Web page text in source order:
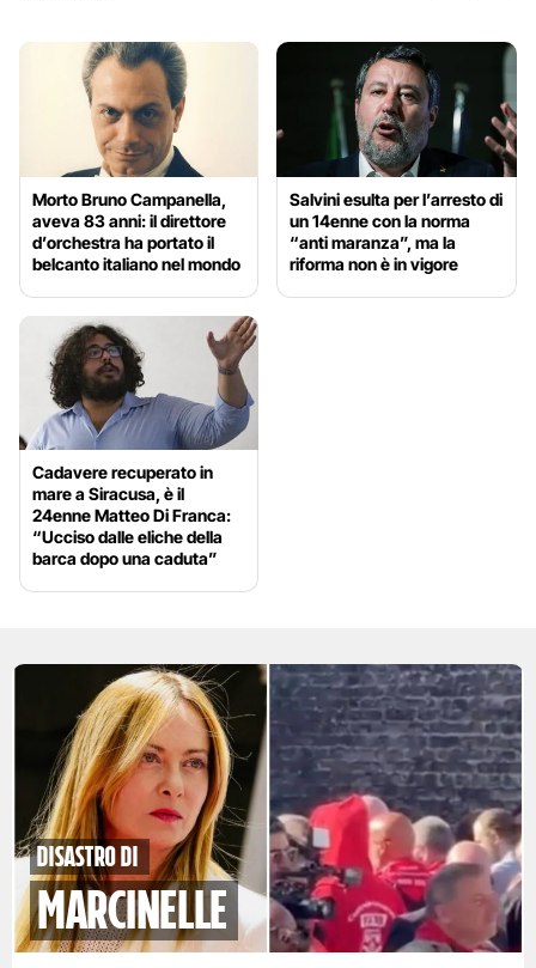
Morto Bruno Campanella,
aveva 83 anni: il direttore
d’orchestra ha portato il
belcanto italiano nel mondo
Salvini esulta per l’arresto di
un 14enne con la norma
“anti maranza”, ma la
riforma non è in vigore
Cadavere recuperato in
mare a Siracusa, è il
24enne Matteo Di Franca:
“Ucciso dalle eliche della
barca dopo una caduta”
disastro di
marcinelle